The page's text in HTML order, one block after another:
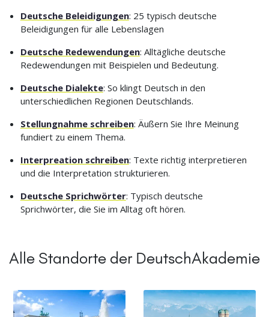
Deutsche Beleidigungen: 25 typisch deutsche
Beleidigungen für alle Lebenslagen
Deutsche Redewendungen: Alltägliche deutsche
Redewendungen mit Beispielen und Bedeutung.
Deutsche Dialekte: So klingt Deutsch in den
unterschiedlichen Regionen Deutschlands.
Stellungnahme schreiben: Äußern Sie Ihre Meinung
fundiert zu einem Thema.
Interpreation schreiben: Texte richtig interpretieren
und die Interpretation strukturieren.
Deutsche Sprichwörter: Typisch deutsche
Sprichwörter, die Sie im Alltag oft hören.
Alle Standorte der DeutschAkademie